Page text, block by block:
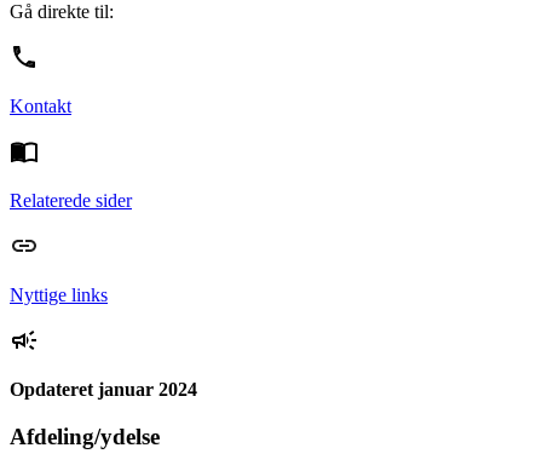
Gå direkte til:
Kontakt
Relaterede sider
Nyttige links
Opdateret januar 2024
Afdeling/ydelse